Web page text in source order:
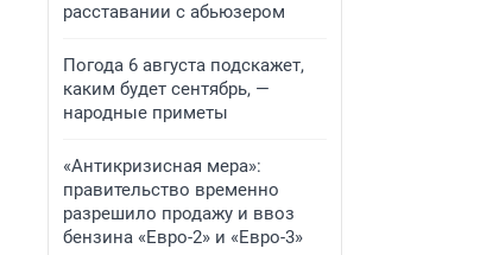
расставании с абьюзером
Погода 6 августа подскажет,
каким будет сентябрь, —
народные приметы
«Антикризисная мера»:
правительство временно
разрешило продажу и ввоз
бензина «Евро-2» и «Евро-3»